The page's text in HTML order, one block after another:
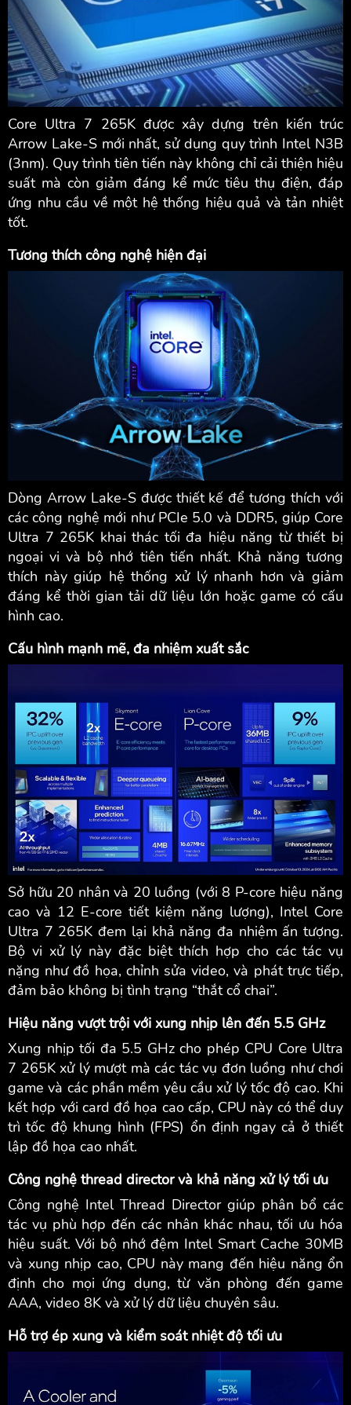
Core Ultra 7 265K được xây dựng trên kiến trúc
Arrow Lake-S mới nhất, sử dụng quy trình Intel N3B
(3nm). Quy trình tiên tiến này không chỉ cải thiện hiệu
suất mà còn giảm đáng kể mức tiêu thụ điện, đáp
ứng nhu cầu về một hệ thống hiệu quả và tản nhiệt
tốt.
Tương thích công nghệ hiện đại
Dòng Arrow Lake-S được thiết kế để tương thích với
các công nghệ mới như PCIe 5.0 và DDR5, giúp Core
Ultra 7 265K khai thác tối đa hiệu năng từ thiết bị
ngoại vi và bộ nhớ tiên tiến nhất. Khả năng tương
thích này giúp hệ thống xử lý nhanh hơn và giảm
đáng kể thời gian tải dữ liệu lớn hoặc game có cấu
hình cao.
Cấu hình mạnh mẽ, đa nhiệm xuất sắc
Sở hữu 20 nhân và 20 luồng (với 8 P-core hiệu năng
cao và 12 E-core tiết kiệm năng lượng), Intel Core
Ultra 7 265K đem lại khả năng đa nhiệm ấn tượng.
Bộ vi xử lý này đặc biệt thích hợp cho các tác vụ
nặng như đồ họa, chỉnh sửa video, và phát trực tiếp,
đảm bảo không bị tình trạng “thắt cổ chai”.
Hiệu năng vượt trội với xung nhịp lên đến 5.5 GHz
Xung nhịp tối đa 5.5 GHz cho phép CPU Core Ultra
7 265K xử lý mượt mà các tác vụ đơn luồng như chơi
game và các phần mềm yêu cầu xử lý tốc độ cao. Khi
kết hợp với card đồ họa cao cấp, CPU này có thể duy
trì tốc độ khung hình (FPS) ổn định ngay cả ở thiết
lập đồ họa cao nhất.
Công nghệ thread director và khả năng xử lý tối ưu
Công nghệ Intel Thread Director giúp phân bổ các
tác vụ phù hợp đến các nhân khác nhau, tối ưu hóa
hiệu suất. Với bộ nhớ đệm Intel Smart Cache 30MB
và xung nhịp cao, CPU này mang đến hiệu năng ổn
định cho mọi ứng dụng, từ văn phòng đến game
AAA, video 8K và xử lý dữ liệu chuyên sâu.
Hỗ trợ ép xung và kiểm soát nhiệt độ tối ưu